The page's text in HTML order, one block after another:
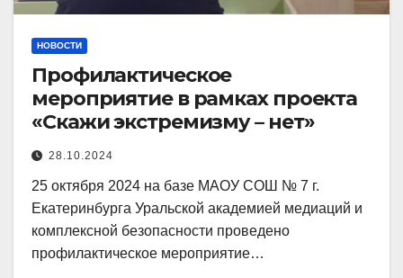
НОВОСТИ
Профилактическое
мероприятие в рамках проекта
«Скажи экстремизму – нет»
28.10.2024
25 октября 2024 на базе МАОУ СОШ № 7 г.
Екатеринбурга Уральской академией медиаций и
комплексной безопасности проведено
профилактическое мероприятие…